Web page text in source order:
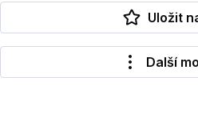
Uložit
Další